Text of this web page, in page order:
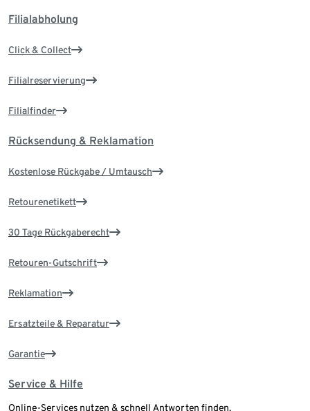
Filialabholung
Click & Collect
Filialreservierung
Filialfinder
Rücksendung & Reklamation
Kostenlose Rückgabe / Umtausch
Retourenetikett
30 Tage Rückgaberecht
Retouren-Gutschrift
Reklamation
Ersatzteile & Reparatur
Garantie
Service & Hilfe
Online-Services nutzen & schnell Antworten finden.